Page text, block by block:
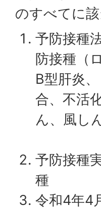
のすべてに
予防接種
防接種（
B型肝炎
合、不活
ん、風し
予防接種
種
令和4年4